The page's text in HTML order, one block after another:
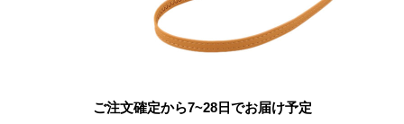
ご注文確定から7~28日でお届け予定